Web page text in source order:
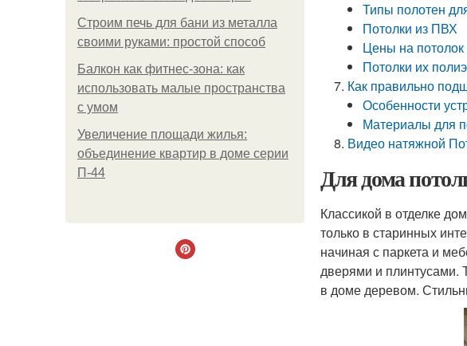
Строим печь для бани из металла
своими руками: простой способ
Балкон как фитнес-зона: как
использовать малые пространства
с умом
Увеличение площади жилья:
объединение квартир в доме серии
П-44
Типы полотен
Потолки из ПВХ
Цены на
Потолки их
Как правильно
Особенности
Материалы для
Видео натяжной
Для дома
Классикой в отделке
только в старинных
начиная с паркета и
дверями и плинтусами.
в доме деревом.